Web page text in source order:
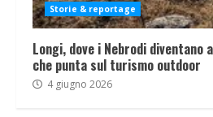
Storie & reportage
Longi, dove i Nebrodi diventano
che punta sul turismo outdoor
4 giugno 2026